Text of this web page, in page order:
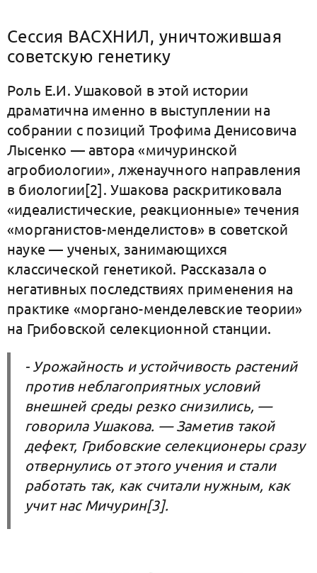
Сессия ВАСХНИЛ, уничтожившая
советскую генетику
Роль Е.И. Ушаковой в этой истории
драматична именно в выступлении на
собрании с позиций Трофима Денисовича
Лысенко — автора «мичуринской
агробиологии», лженаучного направления
в биологии[2]. Ушакова раскритиковала
«идеалистические, реакционные» течения
«морганистов-менделистов» в советской
науке — ученых, занимающихся
классической генетикой. Рассказала о
негативных последствиях применения на
практике «моргано-менделевские теории»
на Грибовской селекционной станции.
- Урожайность и устойчивость растений
против неблагоприятных условий
внешней среды резко снизились, —
говорила Ушакова. — Заметив такой
дефект, Грибовские селекционеры сразу
отвернулись от этого учения и стали
работать так, как считали нужным, как
учит нас Мичурин[3].